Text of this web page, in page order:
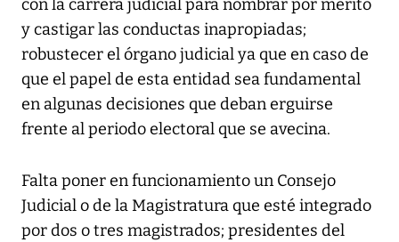
con la carrera judicial para nombrar por mérito
y castigar las conductas inapropiadas;
robustecer el órgano judicial ya que en caso de
que el papel de esta entidad sea fundamental
en algunas decisiones que deban erguirse
frente al periodo electoral que se avecina.
Falta poner en funcionamiento un Consejo
Judicial o de la Magistratura que esté integrado
por dos o tres magistrados; presidentes del